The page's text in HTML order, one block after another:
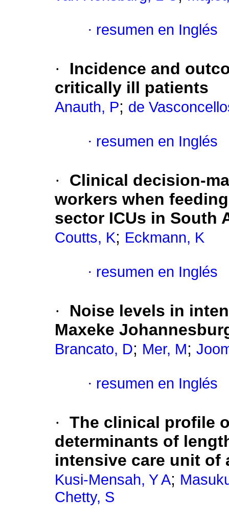
· resumen en Inglés
·
Incidence and
critically ill patients
Anauth, P; de
· resumen en Inglés
·
Clinical decision-
workers when
sector ICUs in South
Coutts, K; Eckmann, K
· resumen en Inglés
·
Noise levels in
Maxeke
Brancato, D; Mer, M;
· resumen en Inglés
· The clinical profile
determinants of
intensive care unit of
Kusi-Mensah, Y A;
Chetty, S